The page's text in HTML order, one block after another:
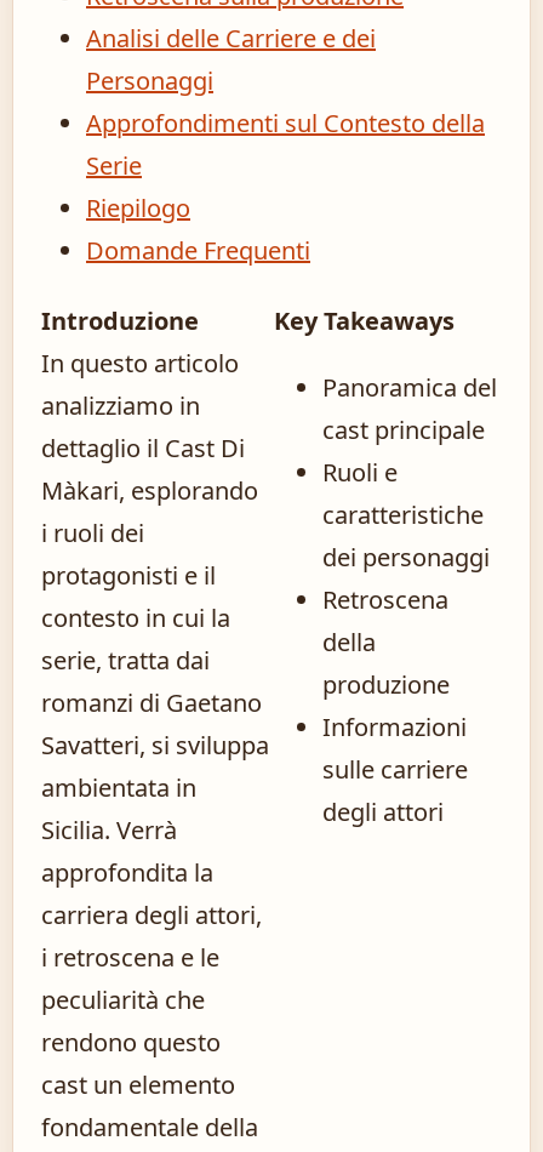
Analisi delle Carriere e dei
Personaggi
Approfondimenti sul Contesto della
Serie
Riepilogo
Domande Frequenti
Introduzione
In questo articolo
analizziamo in
dettaglio il Cast Di
Màkari, esplorando
i ruoli dei
protagonisti e il
contesto in cui la
serie, tratta dai
romanzi di Gaetano
Savatteri, si sviluppa
ambientata in
Sicilia. Verrà
approfondita la
carriera degli attori,
i retroscena e le
peculiarità che
rendono questo
cast un elemento
fondamentale della
Key Takeaways
Panoramica del
cast principale
Ruoli e
caratteristiche
dei personaggi
Retroscena
della
produzione
Informazioni
sulle carriere
degli attori